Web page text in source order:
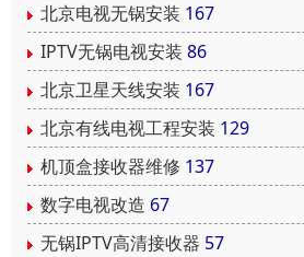
北京电视无锅安装 167
IPTV无锅电视安装 86
北京卫星天线安装 167
北京有线电视工程安装 129
机顶盒接收器维修 137
数字电视改造 67
无锅IPTV高清接收器 57